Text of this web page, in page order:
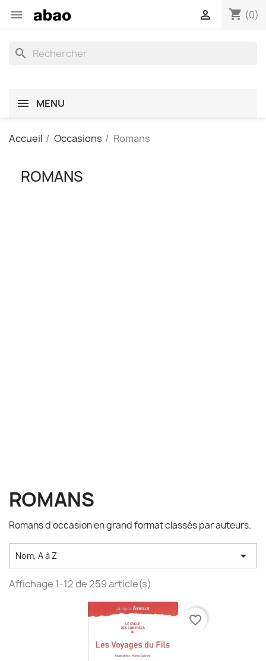
 shopping_cart (0)

search
MENU
Accueil Occasions Romans
ROMANS
ROMANS
Romans d'occasion en grand format classés par auteurs.
Nom, A à Z 
Affichage 1-12 de 259 article(s)
favorite_border